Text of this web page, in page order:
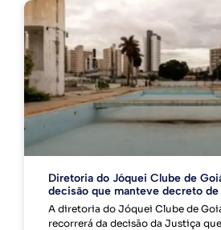
Diretoria do Jóquei Clube de
decisão que manteve decreto
A diretoria do Jóquei Clube de
recorrerá da decisão da Justiça